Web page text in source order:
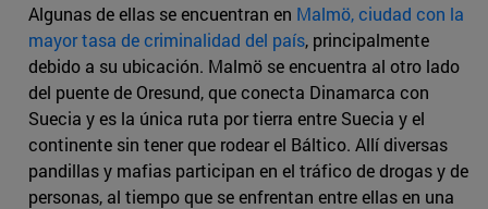
Algunas de ellas se encuentran en Malmö, ciudad con la
mayor tasa de criminalidad del país, principalmente
debido a su ubicación. Malmö se encuentra al otro lado
del puente de Oresund, que conecta Dinamarca con
Suecia y es la única ruta por tierra entre Suecia y el
continente sin tener que rodear el Báltico. Allí diversas
pandillas y mafias participan en el tráfico de drogas y de
personas, al tiempo que se enfrentan entre ellas en una